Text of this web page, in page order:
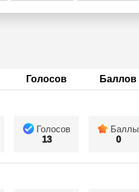
Голосов Баллов
Голосов
13
Баллы
0